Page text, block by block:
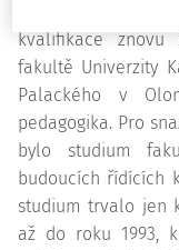
kvalifikace znovu
fakultě Univerzity
Palackého v
pedagogika. Pro
bylo studium
budoucích řídících
studium trvalo jen
až do roku 1993,